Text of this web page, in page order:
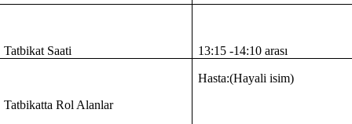
Tatbikat Saati 13:15 -14:10 arası
Tatbikatta Rol Alanlar
Hasta:(Hayali isim)